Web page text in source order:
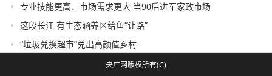
专业技能更高、市场需求更大 当90后进军家政市场
这段长江 有生态涵养区给鱼“让路”
“垃圾兑换超市”兑出高颜值乡村
央广网版权所有(C)